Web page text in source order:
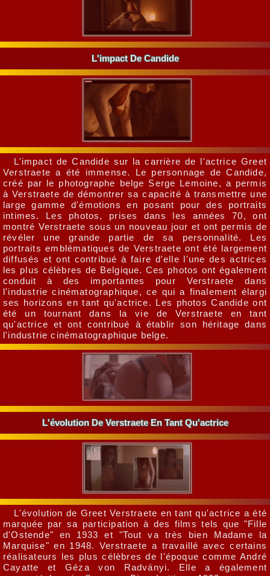
L'impact De Candide
L'impact de Candide sur la carrière de l'actrice Greet
Verstraete a été immense. Le personnage de Candide,
créé par le photographe belge Serge Lemoine, a permis
à Verstraete de démontrer sa capacité à transmettre une
large gamme d'émotions en posant pour des portraits
intimes. Les photos, prises dans les années 70, ont
montré Verstraete sous un nouveau jour et ont permis de
révéler une grande partie de sa personnalité. Les
portraits emblématiques de Verstraete ont été largement
diffusés et ont contribué à faire d'elle l'une des actrices
les plus célèbres de Belgique. Ces photos ont également
conduit à des importantes pour Verstraete dans
l'industrie cinématographique, ce qui a finalement élargi
ses horizons en tant qu'actrice. Les photos Candide ont
été un tournant dans la vie de Verstraete en tant
qu'actrice et ont contribué à établir son héritage dans
l'industrie cinématographique belge.
L'évolution De Verstraete En Tant Qu'actrice
L'évolution de Greet Verstraete en tant qu'actrice a été
marquée par sa participation à des films tels que "Fille
d'Ostende" en 1933 et "Tout va très bien Madame la
Marquise" en 1948. Verstraete a travaillé avec certains
réalisateurs les plus célèbres de l'époque comme André
Cayatte et Géza von Radványi. Elle a également